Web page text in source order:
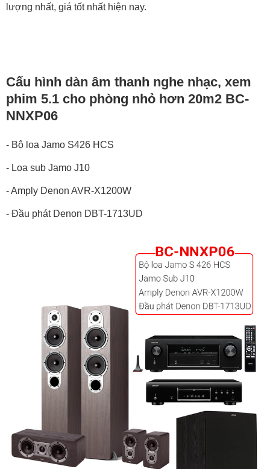
lượng nhất, giá tốt nhất hiện nay.
Cấu hình dàn âm thanh nghe nhạc, xem
phim 5.1 cho phòng nhỏ hơn 20m2 BC-
NNXP06
- Bộ loa Jamo S426 HCS
- Loa sub Jamo J10
- Amply Denon AVR-X1200W
- Đầu phát Denon DBT-1713UD